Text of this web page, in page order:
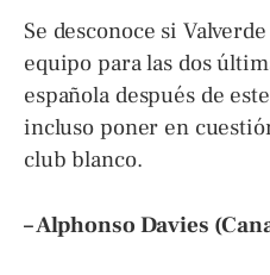
Se desconoce si
equipo para las dos
española después de
incluso poner en
club blanco.
– Alphonso Davies